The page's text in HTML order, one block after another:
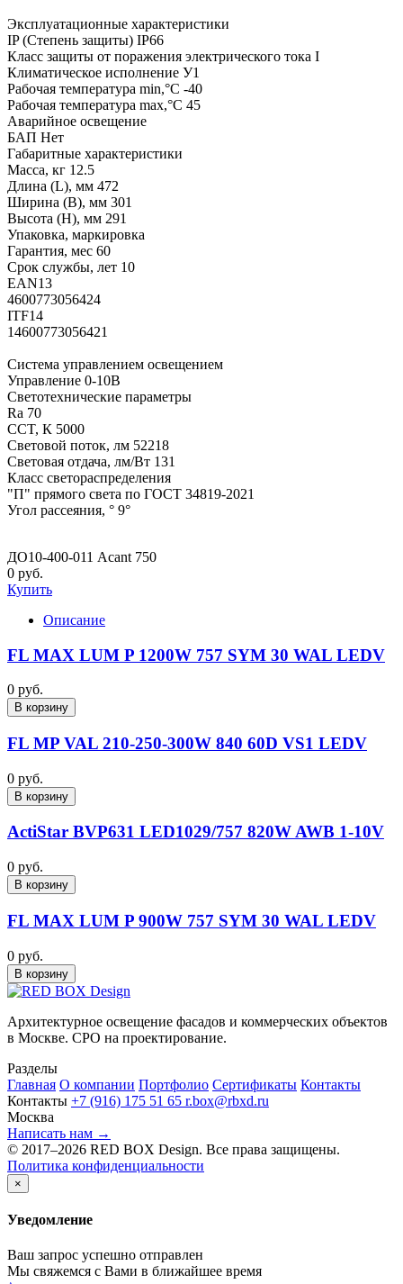
Эксплуатационные характеристики
IP (Степень защиты) IP66
Класс защиты от поражения электрического тока I
Климатическое исполнение У1
Рабочая температура min,°C -40
Рабочая температура max,°C 45
Аварийное освещение
БАП Нет
Габаритные характеристики
Масса, кг 12.5
Длина (L), мм 472
Ширина (B), мм 301
Высота (H), мм 291
Упаковка, маркировка
Гарантия, мес 60
Срок службы, лет 10
EAN13
4600773056424
ITF14
14600773056421
Система управлением освещением
Управление 0-10В
Светотехнические параметры
Ra 70
CCT, К 5000
Световой поток, лм 52218
Световая отдача, лм/Вт 131
Класс светораспределения
"П" прямого света по ГОСТ 34819-2021
Угол рассеяния, ° 9°
ДО10-400-011 Acant 750
0 руб.
Купить
Описание
FL MAX LUM P 1200W 757 SYM 30 WAL LEDV
0 руб.
В корзину
FL MP VAL 210-250-300W 840 60D VS1 LEDV
0 руб.
В корзину
ActiStar BVP631 LED1029/757 820W AWB 1-10V
0 руб.
В корзину
FL MAX LUM P 900W 757 SYM 30 WAL LEDV
0 руб.
В корзину
Архитектурное освещение фасадов и коммерческих объектов
в Москве. СРО на проектирование.
Разделы
Главная О компании Портфолио Сертификаты Контакты
Контакты +7 (916) 175 51 65 r.box@rbxd.ru
Москва
Написать нам →
© 2017–2026 RED BOX Design. Все права защищены.
Политика конфиденциальности
×
Уведомление
Ваш запрос успешно отправлен
Мы свяжемся с Вами в ближайшее время